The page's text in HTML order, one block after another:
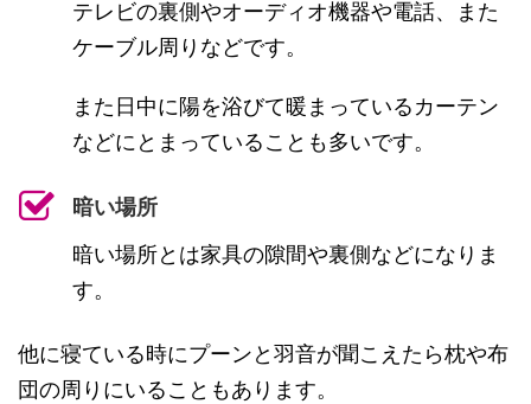
テレビの裏側やオーディオ機器や電話、また
ケーブル周りなどです。
また日中に陽を浴びて暖まっているカーテン
などにとまっていることも多いです。
暗い場所
暗い場所とは家具の隙間や裏側などになりま
す。
他に寝ている時にプーンと羽音が聞こえたら枕や布
団の周りにいることもあります。